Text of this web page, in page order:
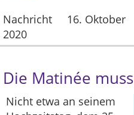
Nachricht
16. Oktober
2020
Die Matinée
Nicht etwa an seinem